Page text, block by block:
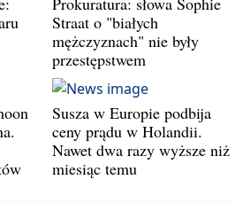
Straat o "białych
mężczyznach" nie były
przestępstwem
Susza w Europie podbija
ceny prądu w Holandii.
Nawet dwa razy wyższe niż
miesiąc temu